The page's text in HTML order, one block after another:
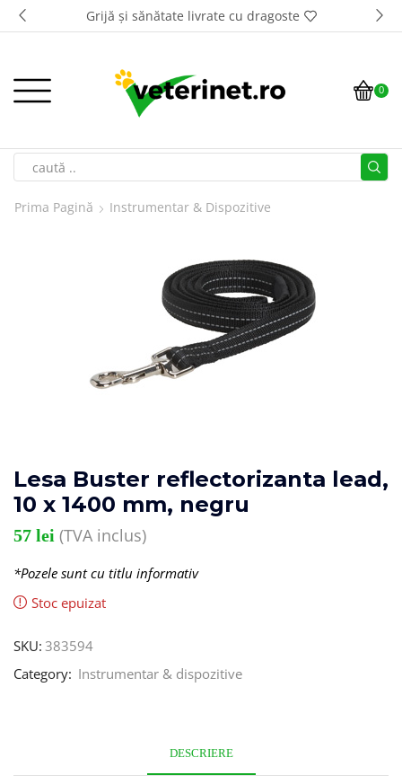
Grijă și sănătate livrate cu dragoste
0
Prima Pagină Instrumentar & Dispozitive
Lesa Buster reflectorizanta lead,
10 x 1400 mm, negru
57 lei (TVA inclus)
*Pozele sunt cu titlu informativ
Stoc epuizat
SKU: 383594
Category: Instrumentar & dispozitive
DESCRIERE